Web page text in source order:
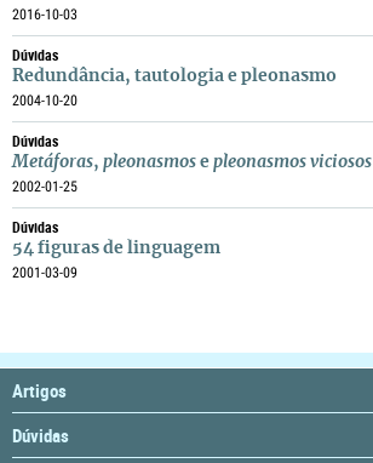
2016-10-03
Dúvidas
Redundância, tautologia e pleonasmo
2004-10-20
Dúvidas
Metáforas, pleonasmos e pleonasmos viciosos
2002-01-25
Dúvidas
54 figuras de linguagem
2001-03-09
Artigos
Dúvidas